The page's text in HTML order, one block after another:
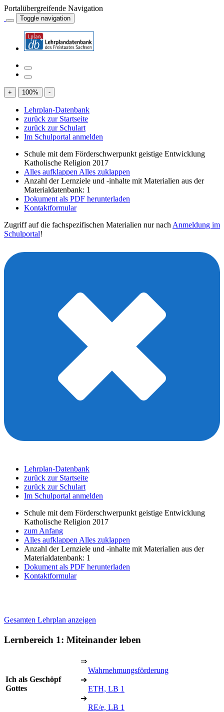
Portalübergreifende Navigation
Toggle navigation
+ 100% -
Lehrplan-Datenbank
zurück zur Startseite
zurück zur Schulart
Im Schulportal anmelden
Schule mit dem Förderschwerpunkt geistige Entwicklung
Katholische Religion 2017
Alles aufklappen Alles zuklappen
Anzahl der Lernziele und -inhalte mit Materialien aus der
Materialdatenbank: 1
Dokument als PDF herunterladen
Kontaktformular
Zugriff auf die fachspezifischen Materialien nur nach Anmeldung im
Schulportal!
Lehrplan-Datenbank
zurück zur Startseite
zurück zur Schulart
Im Schulportal anmelden
Schule mit dem Förderschwerpunkt geistige Entwicklung
Katholische Religion 2017
zum Anfang
Alles aufklappen Alles zuklappen
Anzahl der Lernziele und -inhalte mit Materialien aus der
Materialdatenbank: 1
Dokument als PDF herunterladen
Kontaktformular
Gesamten Lehrplan anzeigen
Lernbereich 1: Miteinander leben
Ich als Geschöpf
Gottes
⇒
Wahrnehmungsförderung
➔
ETH, LB 1
➔
RE/e, LB 1